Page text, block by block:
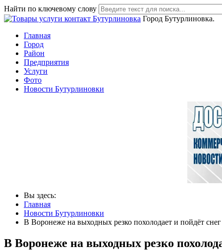
Найти по ключевому слову
Город Бутурлиновка.
Главная
Город
Район
Предприятия
Услуги
Фото
Новости Бутурлиновки
Вы здесь:
Главная
Новости Бутурлиновки
В Воронеже на выходных резко похолодает и пойдёт снег
В Воронеже на выходных резко